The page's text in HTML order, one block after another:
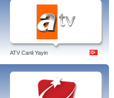
ATV Canli Yayin